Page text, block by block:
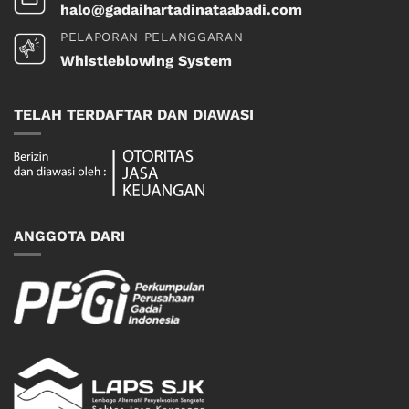
halo@gadaihartadinataabadi.com
PELAPORAN PELANGGARAN
Whistleblowing System
TELAH TERDAFTAR DAN DIAWASI
ANGGOTA DARI